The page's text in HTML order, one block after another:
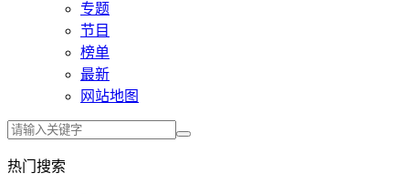
专题
节目
榜单
最新
网站地图
热门搜索